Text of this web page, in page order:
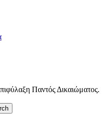
Παντός Δικαιώματος.